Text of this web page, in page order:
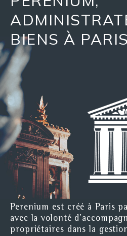
BIENS À PARIS
Perenium est créé à Paris
avec la volonté
propriétaires dans la